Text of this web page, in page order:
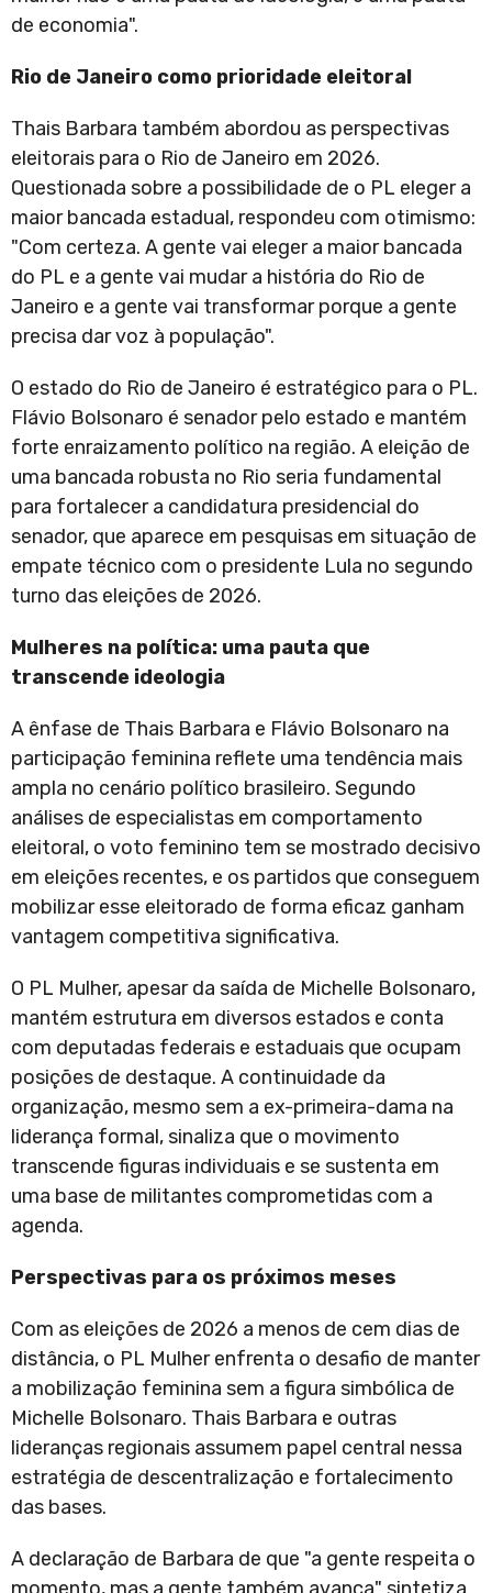
de economia".
Rio de Janeiro como prioridade eleitoral
Thais Barbara também abordou as perspectivas
eleitorais para o Rio de Janeiro em 2026.
Questionada sobre a possibilidade de o PL eleger a
maior bancada estadual, respondeu com otimismo:
"Com certeza. A gente vai eleger a maior bancada
do PL e a gente vai mudar a história do Rio de
Janeiro e a gente vai transformar porque a gente
precisa dar voz à população".
O estado do Rio de Janeiro é estratégico para o PL.
Flávio Bolsonaro é senador pelo estado e mantém
forte enraizamento político na região. A eleição de
uma bancada robusta no Rio seria fundamental
para fortalecer a candidatura presidencial do
senador, que aparece em pesquisas em situação de
empate técnico com o presidente Lula no segundo
turno das eleições de 2026.
Mulheres na política: uma pauta que
transcende ideologia
A ênfase de Thais Barbara e Flávio Bolsonaro na
participação feminina reflete uma tendência mais
ampla no cenário político brasileiro. Segundo
análises de especialistas em comportamento
eleitoral, o voto feminino tem se mostrado decisivo
em eleições recentes, e os partidos que conseguem
mobilizar esse eleitorado de forma eficaz ganham
vantagem competitiva significativa.
O PL Mulher, apesar da saída de Michelle Bolsonaro,
mantém estrutura em diversos estados e conta
com deputadas federais e estaduais que ocupam
posições de destaque. A continuidade da
organização, mesmo sem a ex-primeira-dama na
liderança formal, sinaliza que o movimento
transcende figuras individuais e se sustenta em
uma base de militantes comprometidas com a
agenda.
Perspectivas para os próximos meses
Com as eleições de 2026 a menos de cem dias de
distância, o PL Mulher enfrenta o desafio de manter
a mobilização feminina sem a figura simbólica de
Michelle Bolsonaro. Thais Barbara e outras
lideranças regionais assumem papel central nessa
estratégia de descentralização e fortalecimento
das bases.
A declaração de Barbara de que "a gente respeita o